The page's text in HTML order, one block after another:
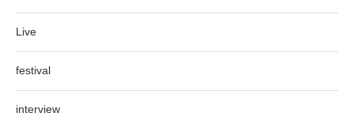
Live
festival
interview